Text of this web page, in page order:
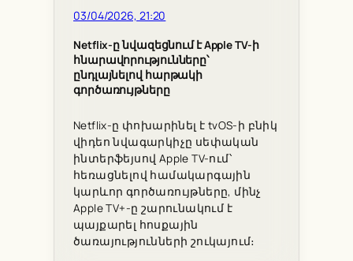
03/04/2026, 21:20
Netflix-ը նվազեցնում է Apple TV-ի
հնարավորությունները՝
ընդլայնելով հարթակի
գործառույթները
Netflix-ը փոխարինել է tvOS-ի բնիկ
վիդեո նվագարկիչը սեփական
ինտերֆեյսով Apple TV-ում՝
հեռացնելով համակարգային
կարևոր գործառույթները, մինչ
Apple TV+-ը շարունակում է
պայքարել հոսքային
ծառայությունների շուկայում։